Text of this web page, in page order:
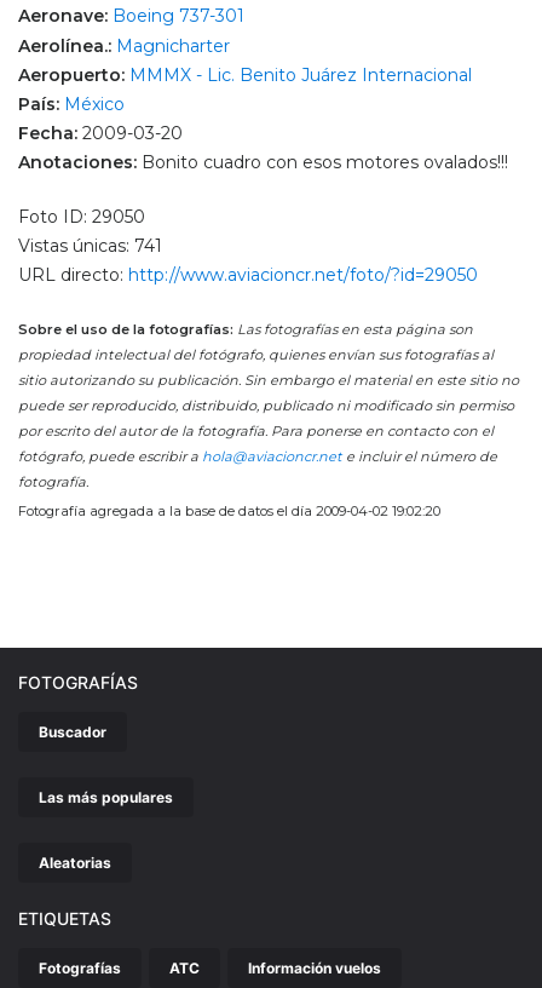
Aeronave: Boeing 737-301
Aerolínea.: Magnicharter
Aeropuerto: MMMX - Lic. Benito Juárez Internacional
País: México
Fecha: 2009-03-20
Anotaciones: Bonito cuadro con esos motores ovalados!!!
Foto ID: 29050
Vistas únicas: 741
URL directo: http://www.aviacioncr.net/foto/?id=29050
Sobre el uso de la fotografías: Las fotografías en esta página son
propiedad intelectual del fotógrafo, quienes envían sus fotografías al
sitio autorizando su publicación. Sin embargo el material en este sitio no
puede ser reproducido, distribuido, publicado ni modificado sin permiso
por escrito del autor de la fotografía. Para ponerse en contacto con el
fotógrafo, puede escribir a hola@aviacioncr.nete incluir el número de
fotografía.
Fotografía agregada a la base de datos el día 2009-04-02 19:02:20
FOTOGRAFÍAS
Buscador
Las más populares
Aleatorias
ETIQUETAS
Fotografías ATC Información vuelos